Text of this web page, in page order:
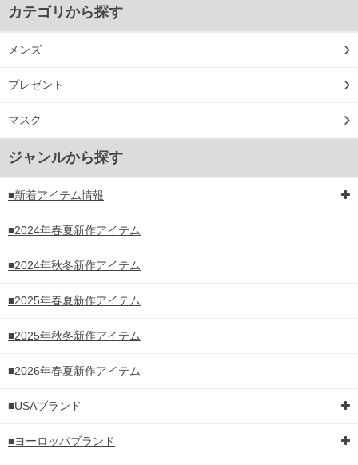
カテゴリから探す
メンズ
プレゼント
マスク
ジャンルから探す
■新着アイテム情報
■2024年春夏新作アイテム
■2024年秋冬新作アイテム
■2025年春夏新作アイテム
■2025年秋冬新作アイテム
■2026年春夏新作アイテム
■USAブランド
■ヨーロッパブランド